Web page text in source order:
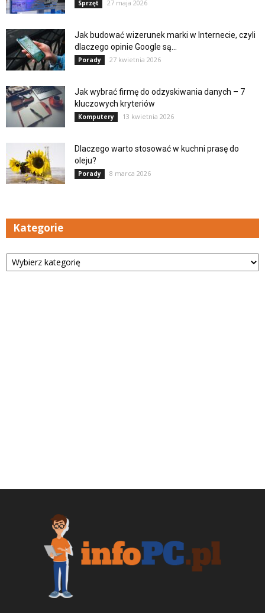
Sprzęt 27 maja 2026
Jak budować wizerunek marki w Internecie, czyli
dlaczego opinie Google są...
Porady 27 kwietnia 2026
Jak wybrać firmę do odzyskiwania danych – 7
kluczowych kryteriów
Komputery 13 kwietnia 2026
Dlaczego warto stosować w kuchni prasę do
oleju?
Porady 8 marca 2026
Kategorie
Kategorie